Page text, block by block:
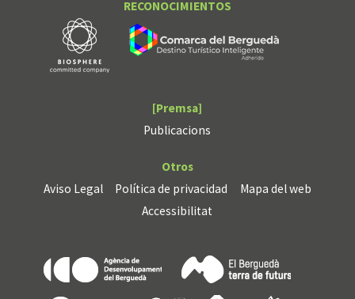
RECONOCIMIENTOS
[Premsa]
Publicacions
Otros
Aviso Legal
Política de privacidad
Mapa del web
Accessibilitat